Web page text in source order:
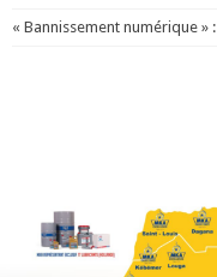
« Bannissement numérique